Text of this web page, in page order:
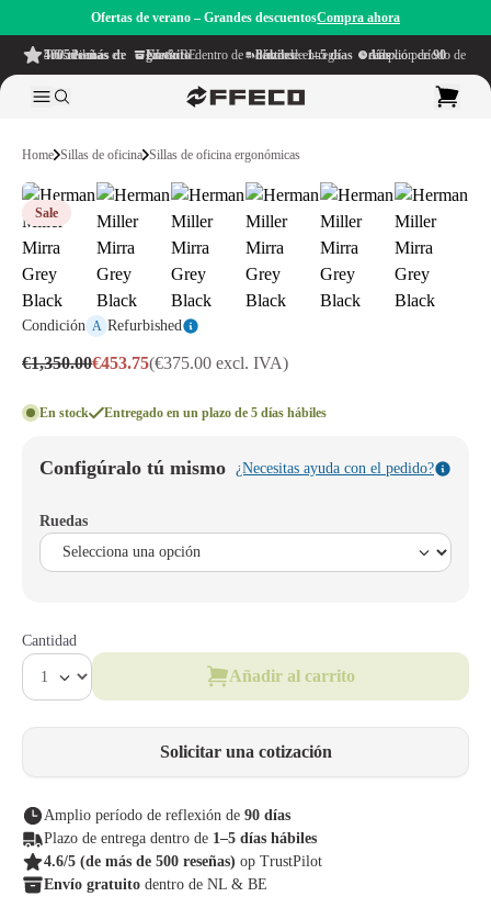
Ofertas de verano – Grandes descuentosCompra ahora
4.6/5
de más de 500 reseñas
en TrustPilot Envío gratuito
dentro de NL & BE Plazo de entrega dentro de
1–5 días hábiles Amplio período de reflexión de
90 días
Home Sillas de oficina Sillas de oficina ergonómicas
Sale
Condición A Refurbished
€1,350.00€453.75(€375.00 excl. IVA)
En stock Entregado en un plazo de 5 días hábiles
Configúralo tú mismo ¿Necesitas ayuda con el pedido?
Ruedas
Cantidad
Añadir al carrito
Solicitar una cotización
Amplio período de reflexión de 90 días
Plazo de entrega dentro de 1–5 días hábiles
4.6/5 (de más de 500 reseñas) op TrustPilot
Envío gratuito dentro de NL & BE